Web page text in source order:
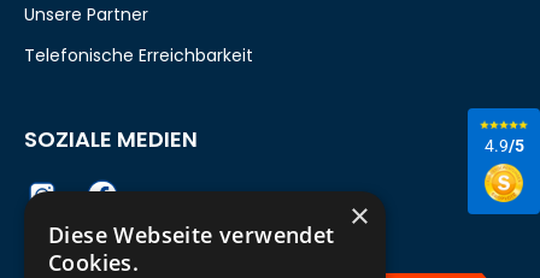
4.9/5
Unsere Partner
Telefonische Erreichbarkeit
SOZIALE MEDIEN
×
Diese Webseite verwendet
Cookies.